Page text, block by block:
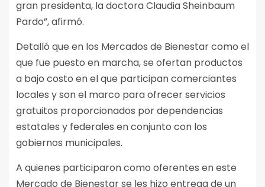
gran presidenta, la doctora Claudia Sheinbaum
Pardo”, afirmó.
Detalló que en los Mercados de Bienestar como el
que fue puesto en marcha, se ofertan productos
a bajo costo en el que participan comerciantes
locales y son el marco para ofrecer servicios
gratuitos proporcionados por dependencias
estatales y federales en conjunto con los
gobiernos municipales.
A quienes participaron como oferentes en este
Mercado de Bienestar se les hizo entrega de un